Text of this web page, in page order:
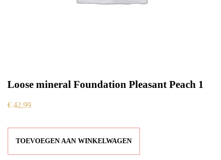
Loose mineral Foundation Pleasant Peach 1
€ 42,99
TOEVOEGEN AAN WINKELWAGEN